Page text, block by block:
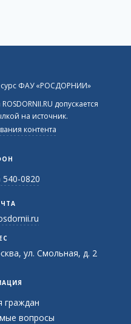
ФАУ «РОСДОРНИИ»
допускается
на источник.
контента
540-0820
ул. Смольная, д. 2
граждан
вопросы